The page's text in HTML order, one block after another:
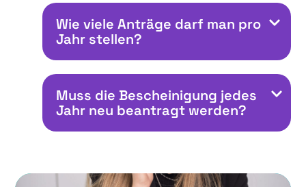
Wie viele Anträge darf man pro
Jahr stellen?
Muss die Bescheinigung jedes
Jahr neu beantragt werden?